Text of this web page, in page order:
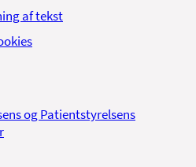
af tekst
og Patientstyrelsens